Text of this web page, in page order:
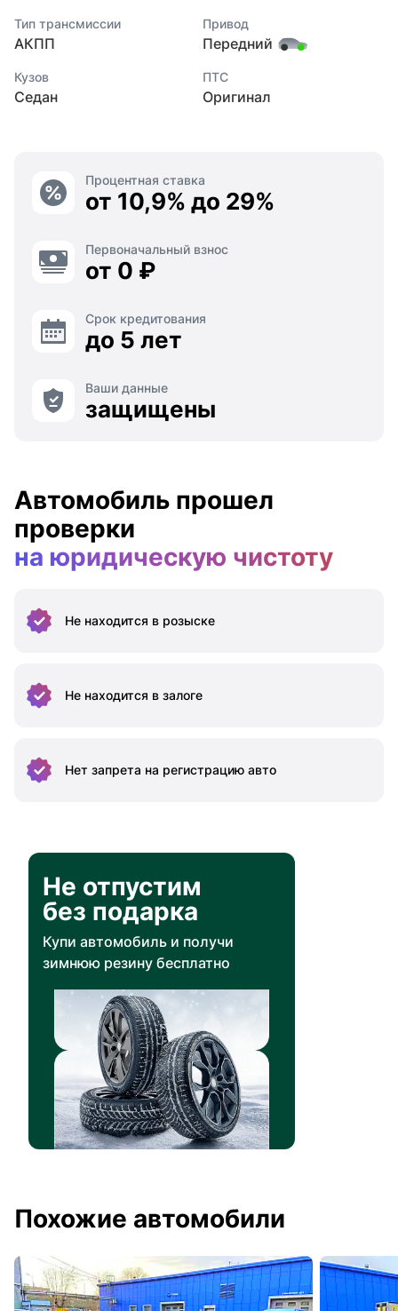
Тип трансмиссии
АКПП
Привод
Передний
Кузов
Седан
ПТС
Оригинал
Процентная ставка
от 10,9% до 29%
Первоначальный взнос
от 0 ₽
Срок кредитования
до 5 лет
Ваши данные
защищены
Автомобиль прошел
проверки
на юридическую чистоту
Не находится в розыске
Не находится в залоге
Нет запрета на регистрацию авто
Не отпустим
без подарка
Купи автомобиль и получи
зимнюю резину бесплатно
Похожие автомобили